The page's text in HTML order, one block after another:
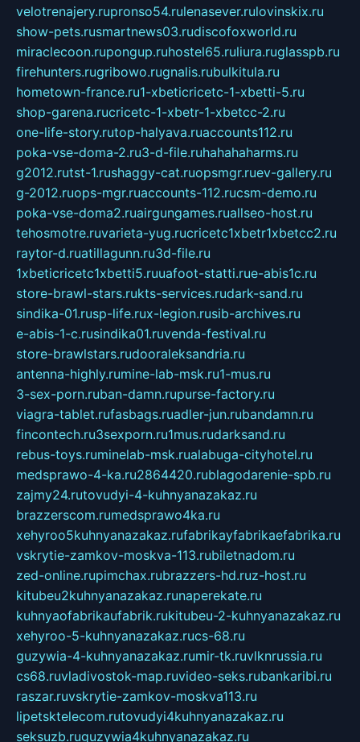
velotrenajery.rupronso54.rulenasever.rulovinskix.ru
show-pets.rusmartnews03.rudiscofoxworld.ru
miraclecoon.rupongup.ruhostel65.ruliura.ruglasspb.ru
firehunters.rugribowo.rugnalis.rubulkitula.ru
hometown-france.ru1-xbeticricetc-1-xbetti-5.ru
shop-garena.rucricetc-1-xbetr-1-xbetcc-2.ru
one-life-story.rutop-halyava.ruaccounts112.ru
poka-vse-doma-2.ru3-d-file.ruhahahaharms.ru
g2012.rutst-1.rushaggy-cat.ruopsmgr.ruev-gallery.ru
g-2012.ruops-mgr.ruaccounts-112.rucsm-demo.ru
poka-vse-doma2.ruairgungames.ruallseo-host.ru
tehosmotre.ruvarieta-yug.rucricetc1xbetr1xbetcc2.ru
raytor-d.ruatillagunn.ru3d-file.ru
1xbeticricetc1xbetti5.ruuafoot-statti.rue-abis1c.ru
store-brawl-stars.rukts-services.rudark-sand.ru
sindika-01.rusp-life.rux-legion.rusib-archives.ru
e-abis-1-c.rusindika01.ruvenda-festival.ru
store-brawlstars.rudooraleksandria.ru
antenna-highly.rumine-lab-msk.ru1-mus.ru
3-sex-porn.ruban-damn.rupurse-factory.ru
viagra-tablet.rufasbags.ruadler-jun.rubandamn.ru
fincontech.ru3sexporn.ru1mus.rudarksand.ru
rebus-toys.ruminelab-msk.rualabuga-cityhotel.ru
medsprawo-4-ka.ru2864420.rublagodarenie-spb.ru
zajmy24.rutovudyi-4-kuhnyanazakaz.ru
brazzerscom.rumedsprawo4ka.ru
xehyroo5kuhnyanazakaz.rufabrikayfabrikaefabrika.ru
vskrytie-zamkov-moskva-113.rubiletnadom.ru
zed-online.rupimchax.rubrazzers-hd.ruz-host.ru
kitubeu2kuhnyanazakaz.runaperekate.ru
kuhnyaofabrikaufabrik.rukitubeu-2-kuhnyanazakaz.ru
xehyroo-5-kuhnyanazakaz.rucs-68.ru
guzywia-4-kuhnyanazakaz.rumir-tk.ruvlknrussia.ru
cs68.ruvladivostok-map.ruvideo-seks.rubankaribi.ru
raszar.ruvskrytie-zamkov-moskva113.ru
lipetsktelecom.rutovudyi4kuhnyanazakaz.ru
seksuzb.ruguzywia4kuhnyanazakaz.ru